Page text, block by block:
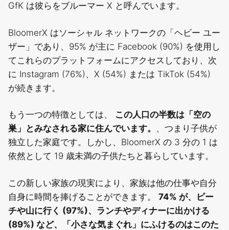
GfK は彼らをブルーマー X と呼んでいます。
BloomerX はソーシャル ネットワークの「ヘビー ユー
ザー」であり、95% が主に Facebook (90%) を使用し
てこれらのプラットフォームにアクセスしており、次
に Instagram (76%)、X (54%) または TikTok (54%)
が続きます。
もう一つの特徴としては、 この人口の半数は「空の
巣」とみなされる家に住んでいます。 、つまり子供が
独立した家庭です。しかし、BloomerX の 3 分の 1 は
依然として 19 歳未満の子供たちと暮らしています。
この新しい家族の現実により、家族は他の仕事や自分
自身に時間を捧げることができます。 74% が、ビー
チや山に行く (97%)、ランチやディナーに出かける
(89%) など、「小さな気まぐれ」にふけるのはこのた